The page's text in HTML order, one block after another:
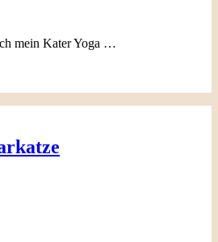
mein Kater Yoga …